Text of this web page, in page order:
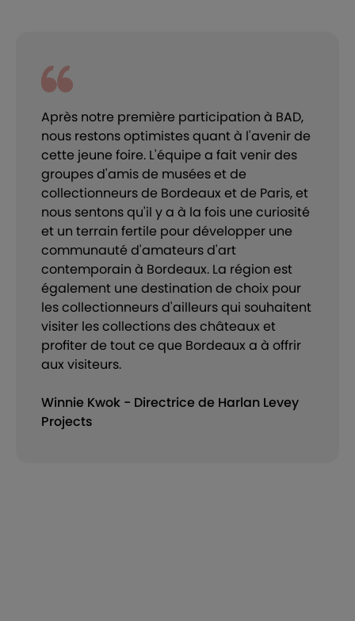
Après notre première participation à BAD,
nous restons optimistes quant à l'avenir de
cette jeune foire. L'équipe a fait venir des
groupes d'amis de musées et de
collectionneurs de Bordeaux et de Paris, et
nous sentons qu'il y a à la fois une curiosité
et un terrain fertile pour développer une
communauté d'amateurs d'art
contemporain à Bordeaux. La région est
également une destination de choix pour
les collectionneurs d'ailleurs qui souhaitent
visiter les collections des châteaux et
profiter de tout ce que Bordeaux a à offrir
aux visiteurs.
Winnie Kwok - Directrice de Harlan Levey
Projects